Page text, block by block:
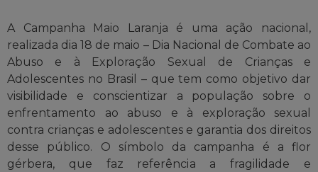
A Campanha Maio Laranja é uma ação nacional,
realizada dia 18 de maio – Dia Nacional de Combate ao
Abuso e à Exploração Sexual de Crianças e
Adolescentes no Brasil – que tem como objetivo dar
visibilidade e conscientizar a população sobre o
enfrentamento ao abuso e à exploração sexual
contra crianças e adolescentes e garantia dos direitos
desse público. O símbolo da campanha é a flor
gérbera, que faz referência a fragilidade e